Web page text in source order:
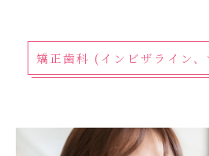
矯正歯科 (インビザライン